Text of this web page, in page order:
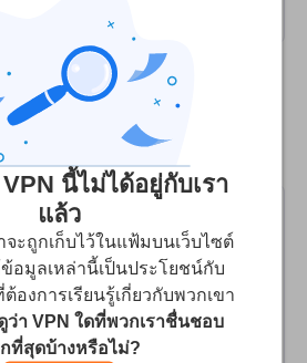
สตรีมมิ่ง
ความปลอดภัย
บริการลูกค้า
VPN กับตัวเลือก VPN
เลือกระดับชั้นนำ
นนของเรา: 9.9
ปที่เว็บไซต์
นี้ไม่ได้อยู่กับเรา
แล้ว
จะถูกเก็บไว้ในแฟ้มบนเว็บไซต์
ข้อมูลเหล่านี้เป็นประโยชน์กับ
องการเรียนรู้เกี่ยวกับพวกเขา
า VPN ใดที่พวกเราชื่นชอบ
ที่สุดบ้างหรือไม่?